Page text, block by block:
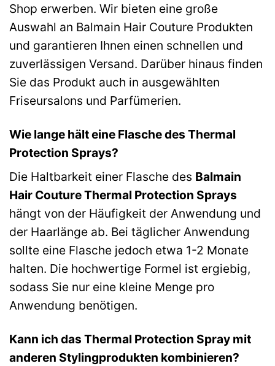
Shop erwerben. Wir bieten eine große
Auswahl an Balmain Hair Couture Produkten
und garantieren Ihnen einen schnellen und
zuverlässigen Versand. Darüber hinaus finden
Sie das Produkt auch in ausgewählten
Friseursalons und Parfümerien.
Wie lange hält eine Flasche des Thermal
Protection Sprays?
Die Haltbarkeit einer Flasche des Balmain
Hair Couture Thermal Protection Sprays
hängt von der Häufigkeit der Anwendung und
der Haarlänge ab. Bei täglicher Anwendung
sollte eine Flasche jedoch etwa 1-2 Monate
halten. Die hochwertige Formel ist ergiebig,
sodass Sie nur eine kleine Menge pro
Anwendung benötigen.
Kann ich das Thermal Protection Spray mit
anderen Stylingprodukten kombinieren?